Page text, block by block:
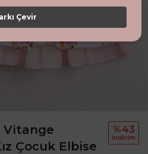
Vitange
Çocuk Elbise
%43
i̇ndi̇ri̇m
Çevir